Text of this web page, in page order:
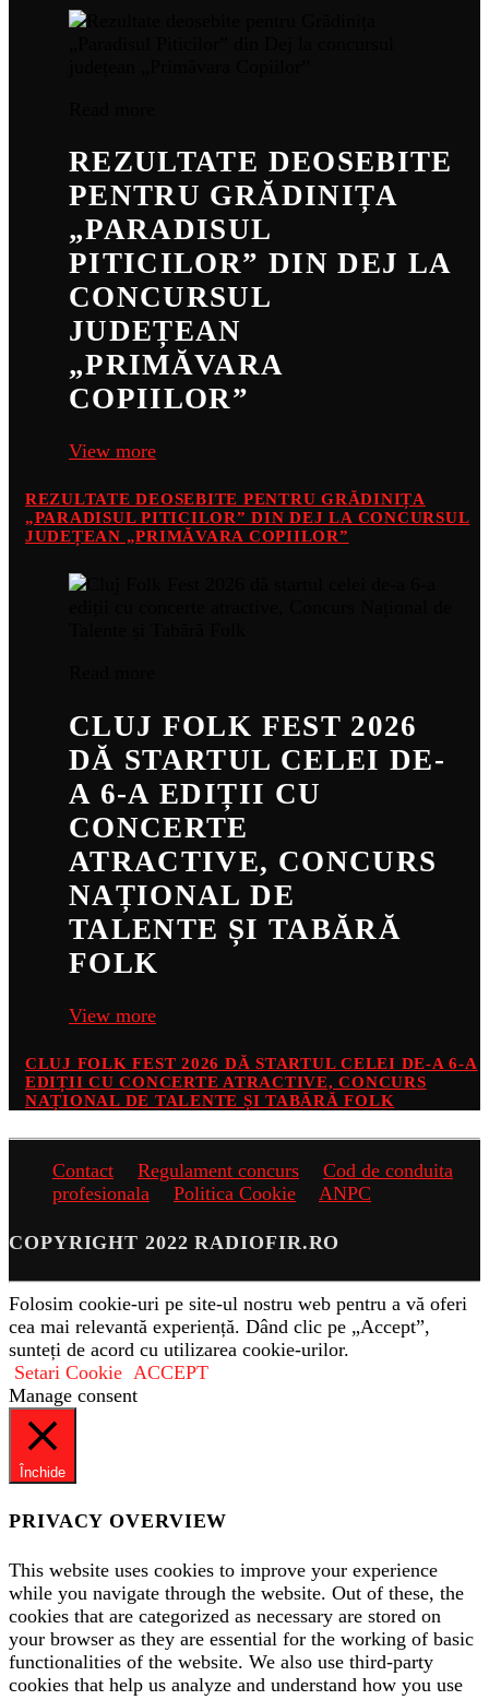
REZULTATE DEOSEBITE
PENTRU GRĂDINIȚA
„PARADISUL
PITICILOR” DIN DEJ LA
CONCURSUL
JUDEȚEAN
„PRIMĂVARA
COPIILOR”
View more
REZULTATE DEOSEBITE PENTRU GRĂDINIȚA
„PARADISUL PITICILOR” DIN DEJ LA CONCURSUL
JUDEȚEAN „PRIMĂVARA COPIILOR”
CLUJ FOLK FEST 2026
DĂ STARTUL CELEI DE-
A 6-A EDIȚII CU
CONCERTE
ATRACTIVE, CONCURS
NAȚIONAL DE
TALENTE ȘI TABĂRĂ
FOLK
View more
CLUJ FOLK FEST 2026 DĂ STARTUL CELEI DE-A 6-A
EDIȚII CU CONCERTE ATRACTIVE, CONCURS
NAȚIONAL DE TALENTE ȘI TABĂRĂ FOLK
Contact Regulament concurs
Cod de conduita
profesionala
Politica Cookie ANPC
COPYRIGHT 2022 RADIOFIR.RO
Folosim cookie-uri pe site-ul nostru web pentru a vă oferi
cea mai relevantă experiență. Dând clic pe „Accept”,
sunteți de acord cu utilizarea cookie-urilor.
Setari Cookie ACCEPT
Manage consent
Închide
PRIVACY OVERVIEW
This website uses cookies to improve your experience
while you navigate through the website. Out of these, the
cookies that are categorized as necessary are stored on
your browser as they are essential for the working of basic
functionalities of the website. We also use third-party
cookies that help us analyze and understand how you use